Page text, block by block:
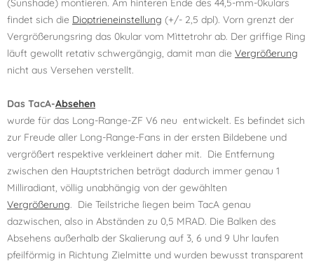
(Sunshade) montieren. Am hinteren Ende des 44,5-mm-0kulars
findet sich die Dioptrieneinstellung (+/- 2,5 dpl). Vorn grenzt der
Vergrößerungsring das 0kular vom Mìttetrohr ab. Der griffige Ring
läuft gewollt retativ schwergängig, damit man die Vergrößerung
nicht aus Versehen verstellt.
Das TacA-Absehen
wurde für das Long-Range-ZF V6 neu entwickelt. Es befindet sich
zur Freude aller Long-Range-Fans in der ersten Bildebene und
vergrößert respektive verkleinert daher mit. Die Entfernung
zwischen den Hauptstrichen beträgt dadurch immer genau 1
Milliradiant, völlig unabhängig von der gewählten
Vergrößerung. Die Teilstriche lìegen beim TacA genau
dazwischen, also in Abständen zu 0,5 MRAD. Die Balken des
Absehens außerhalb der Skalierung auf 3, 6 und 9 Uhr laufen
pfeilförmig in Richtung Zielmitte und wurden bewusst transparent